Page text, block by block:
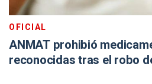
OFICIAL
ANMAT prohibió
reconocidas tras el robo